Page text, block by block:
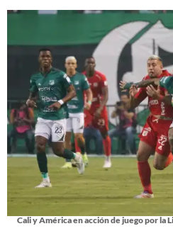
Cali y América en acción de juego por la